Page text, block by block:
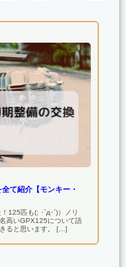
て紹介【モンキー・
125匹も(; ･`д･´)）ノリ
高いGPX125について語
ると思います。 […]